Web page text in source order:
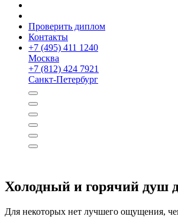
Проверить диплом
Контакты
+7 (495) 411 1240
Москва
+7 (812) 424 7921
Санкт-Петербург
Холодный и горячий душ
Для некоторых нет лучшего ощущения,